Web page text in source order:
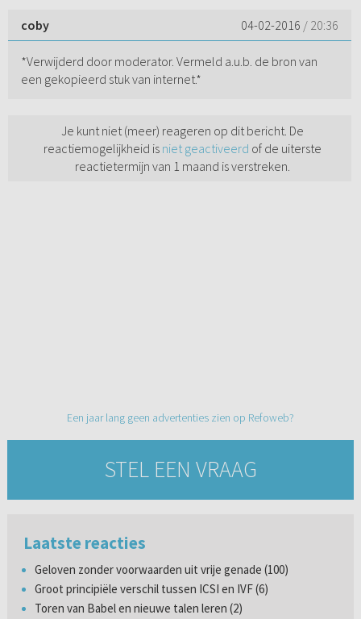
coby 04-02-2016 / 20:36
*Verwijderd door moderator. Vermeld a.u.b. de bron van
een gekopieerd stuk van internet.*
Je kunt niet (meer) reageren op dit bericht. De
reactiemogelijkheid is niet geactiveerd of de uiterste
reactietermijn van 1 maand is verstreken.
Een jaar lang geen advertenties zien op Refoweb?
STEL EEN VRAAG
Laatste reacties
Geloven zonder voorwaarden uit vrije genade (100)
Groot principiële verschil tussen ICSI en IVF (6)
Toren van Babel en nieuwe talen leren (2)